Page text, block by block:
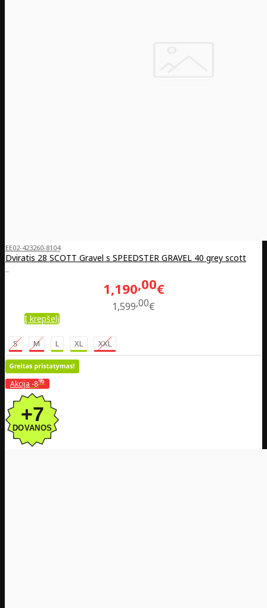
EE02-423260-8104
Dviratis 28 SCOTT Gravel s SPEEDSTER GRAVEL 40 grey scott
..
1,190 00€
1,599 00€
Į krepšelį
S M L XL XXL
Akcija -8%